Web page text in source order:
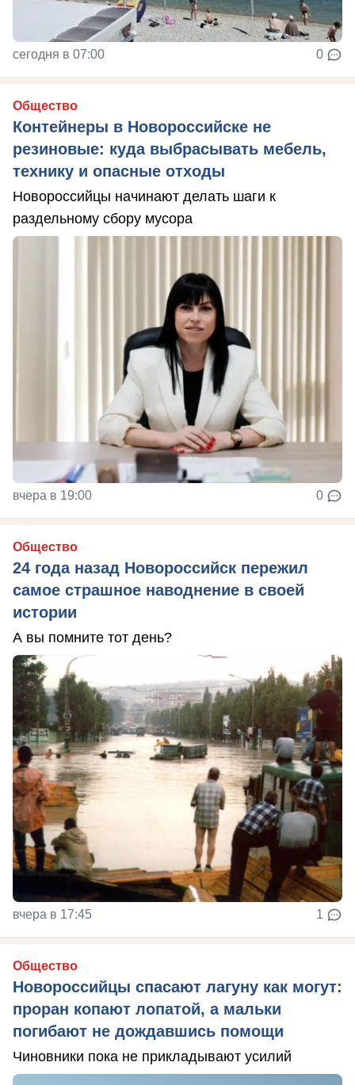
сегодня в 07:00 0
Общество
Контейнеры в Новороссийске не
резиновые: куда выбрасывать мебель,
технику и опасные отходы
Новороссийцы начинают делать шаги к
раздельному сбору мусора
вчера в 19:00 0
Общество
24 года назад Новороссийск пережил
самое страшное наводнение в своей
истории
А вы помните тот день?
вчера в 17:45 1
Общество
Новороссийцы спасают лагуну как могут:
проран копают лопатой, а мальки
погибают не дождавшись помощи
Чиновники пока не прикладывают усилий